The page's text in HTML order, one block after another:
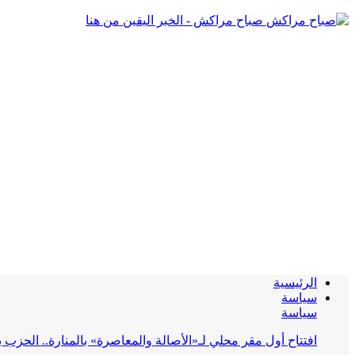
صباح مراكش - الخبر اليقين من هنا
الرئيسية
سياسة
سياسة
افتتاح أول مقر محلي لـ«الأصالة والمعاصرة» بالمنارة..